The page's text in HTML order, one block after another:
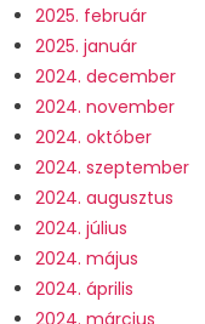
2025. február
2025. január
2024. december
2024. november
2024. október
2024. szeptember
2024. augusztus
2024. július
2024. május
2024. április